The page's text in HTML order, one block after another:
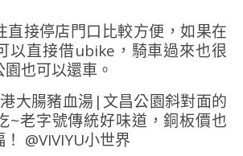
直接停店門口比較方便，如果在
以直接借ubike，騎車過來也很
也可以還車。